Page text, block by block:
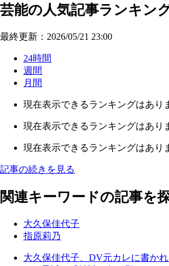
芸能の人気記事ランキン
最終更新：2026/05/21 23:00
24時間
週間
月間
現在表示できるランキングはあり
現在表示できるランキングはあり
現在表示できるランキングはあり
記事の続きを見る
関連キーワードの記事を
大久保佳代子
指原莉乃
大久保佳代子、DV元カレに書かれ